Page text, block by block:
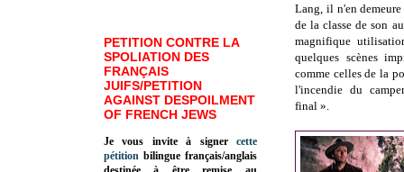
Lang, il n'en
de la classe de son
magnifique
quelques scènes
comme celles de la
l'incendie du
final ».
PETITION CONTRE LA
SPOLIATION DES
FRANÇAIS
JUIFS/PETITION
AGAINST DESPOILMENT
OF FRENCH JEWS
Je vous invite à signer cette
pétition bilingue français/anglais